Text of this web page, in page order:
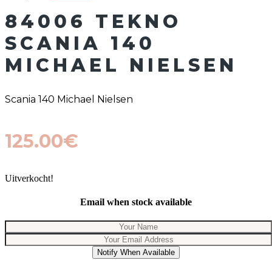
84006 TEKNO
SCANIA 140
MICHAEL NIELSEN
Scania 140 Michael Nielsen
125.00€
Uitverkocht!
Email when stock available
Notify When Available